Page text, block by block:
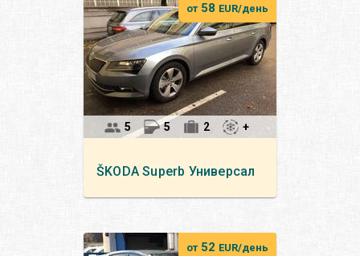
ŠKODA Superb Универсал
от 58 EUR/день
5 5 2 +
от 52 EUR/день